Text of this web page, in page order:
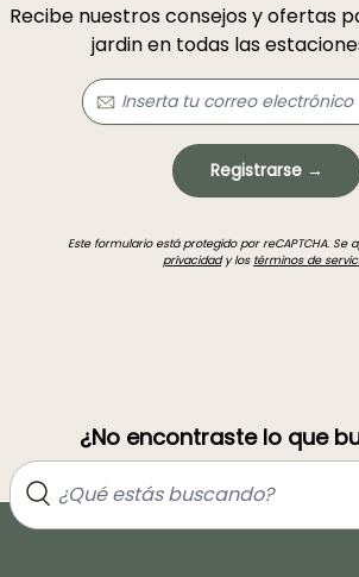
Recibe nuestros consejos y ofertas
jardin en todas las
Registrarse →
Este formulario está protegido por reCAPTCHA. Se
privacidady los términos de
¿No encontraste lo que